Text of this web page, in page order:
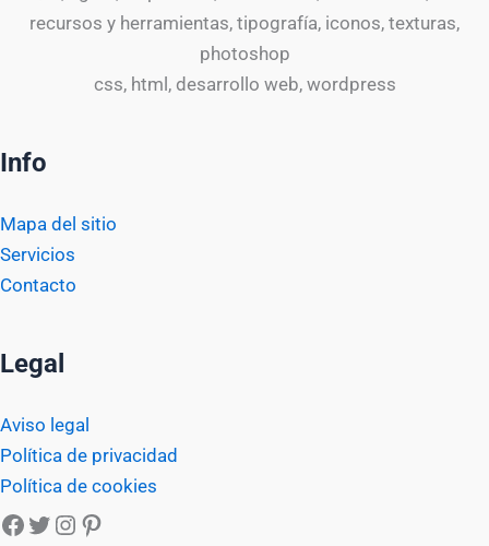
recursos y herramientas, tipografía, iconos, texturas,
photoshop
css, html, desarrollo web, wordpress
Info
Mapa del sitio
Servicios
Contacto
Legal
Aviso legal
Política de privacidad
Política de cookies
Facebook
Twitter
Instagram
Pinterest